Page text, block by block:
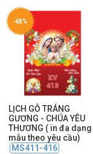
-48%
LỊCH GỖ TRÁNG
GƯƠNG - CHÚA YÊU
THƯƠNG ( in đa dạng
mẫu theo yêu cầu)
MS411-416